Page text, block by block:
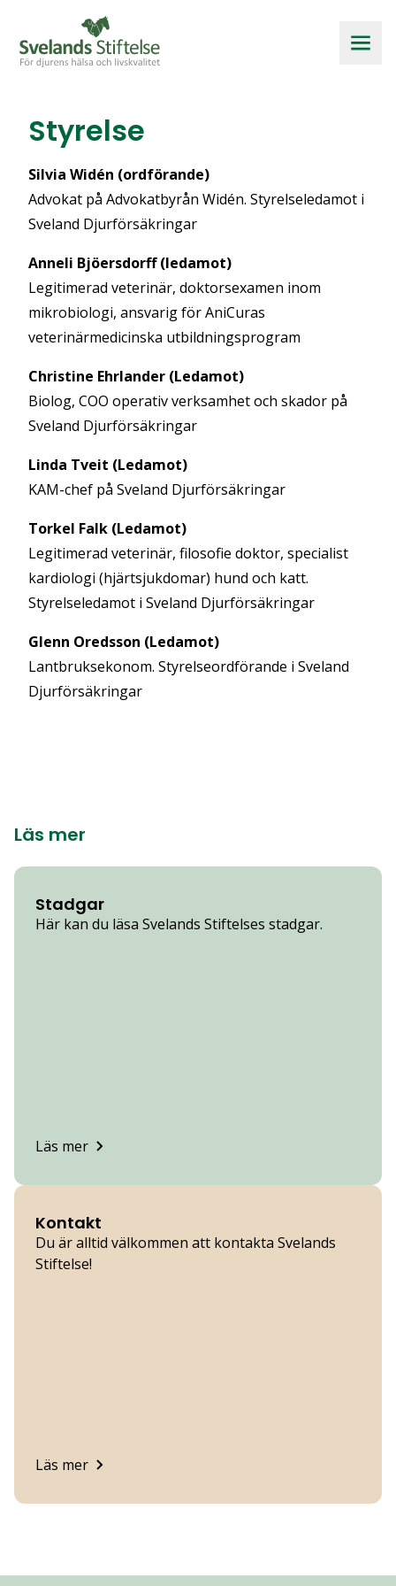
Styrelse
Silvia Widén (ordförande)
Advokat på Advokatbyrån Widén. Styrelseledamot i
Sveland Djurförsäkringar
Anneli Bjöersdorff (ledamot)
Legitimerad veterinär, doktorsexamen inom
mikrobiologi, ansvarig för AniCuras
veterinärmedicinska utbildningsprogram
Christine Ehrlander (Ledamot)
Biolog, COO operativ verksamhet och skador på
Sveland Djurförsäkringar
Linda Tveit (Ledamot)
KAM-chef på Sveland Djurförsäkringar
Torkel Falk (Ledamot)
Legitimerad veterinär, filosofie doktor, specialist
kardiologi (hjärtsjukdomar) hund och katt.
Styrelseledamot i Sveland Djurförsäkringar
Glenn Oredsson (Ledamot)
Lantbruksekonom. Styrelseordförande i Sveland
Djurförsäkringar
Läs mer
Stadgar
Här kan du läsa Svelands Stiftelses stadgar.
Läs mer
Kontakt
Du är alltid välkommen att kontakta Svelands
Stiftelse!
Läs mer